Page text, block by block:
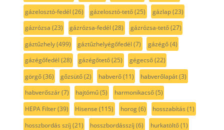
gázelosztó-fedél (26) gázelosztó-tető(25) gázlap(23)
gázrózsa (23) gázrózsa-fedél (28) gázrózsa-tető(27)
gáztűzhely(499) gáztűzhelyégőfedél (7) gázégő(4)
gázégőfedél (28) gázégőtető(25) gégecső(22)
görgő(36) gőzsütő(2) habverő(11) habverőlapát(3)
habverőszár(7) hajtómű(5) harmonikacső(5)
HEPA Filter(39) Hisense (115) horog(6) hosszabítás (1)
hosszbordás szíj (21) hosszbordásszíj (6) hurkatöltő(1)